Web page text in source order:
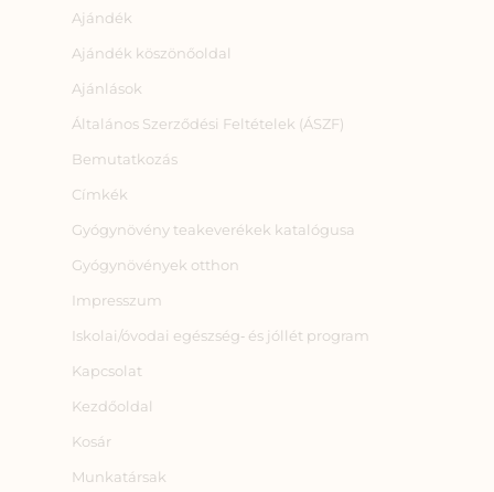
Ajándék
Ajándék köszönőoldal
Ajánlások
Általános Szerződési Feltételek (ÁSZF)
Bemutatkozás
Címkék
Gyógynövény teakeverékek katalógusa
Gyógynövények otthon
Impresszum
Iskolai/óvodai egészség‑ és jóllét program
Kapcsolat
Kezdőoldal
Kosár
Munkatársak